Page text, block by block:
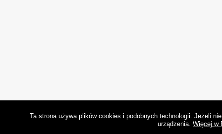
Ta strona używa plików cookies i podobnych technologii. Jeżeli
urządzenia. Więcej w